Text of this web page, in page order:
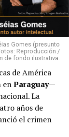
Gomes (presunto
Reproducción /
de fondo ilustrativa.
de América
enParaguay—
La
años de
el crimen